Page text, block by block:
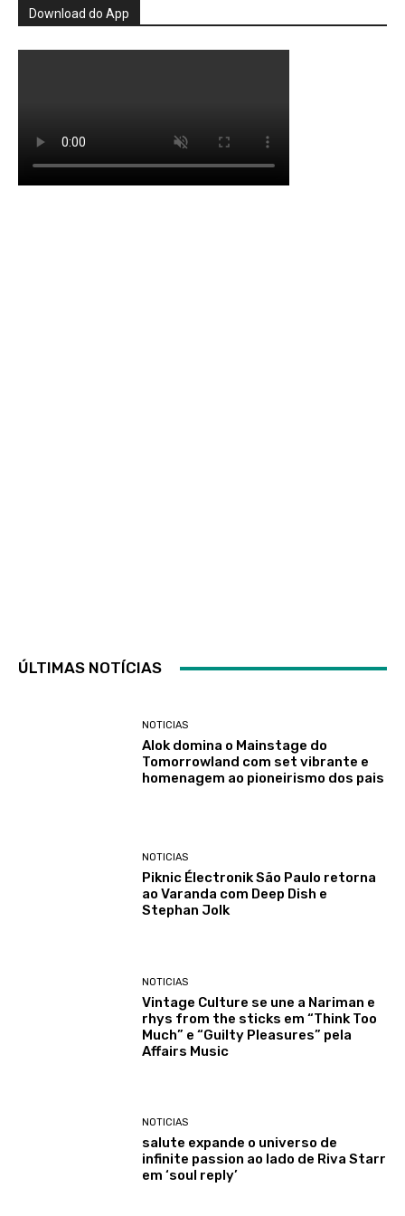
Download do App
ÚLTIMAS NOTÍCIAS
NOTICIAS
Alok domina o Mainstage do
Tomorrowland com set vibrante e
homenagem ao pioneirismo dos pais
NOTICIAS
Piknic Électronik São Paulo retorna
ao Varanda com Deep Dish e
Stephan Jolk
NOTICIAS
Vintage Culture se une a Nariman e
rhys from the sticks em “Think Too
Much” e “Guilty Pleasures” pela
Affairs Music
NOTICIAS
salute expande o universo de
infinite passion ao lado de Riva Starr
em ‘soul reply’